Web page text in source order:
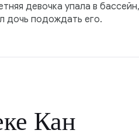
девочка упала в
дочь подождать его.
Кан